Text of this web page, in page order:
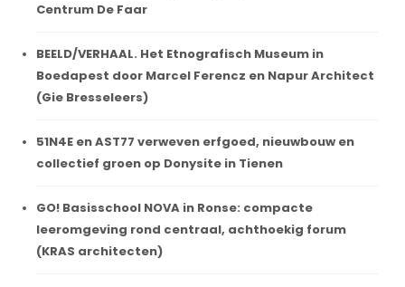
Centrum De Faar
BEELD/VERHAAL. Het Etnografisch Museum in
Boedapest door Marcel Ferencz en Napur Architect
(Gie Bresseleers)
51N4E en AST77 verweven erfgoed, nieuwbouw en
collectief groen op Donysite in Tienen
GO! Basisschool NOVA in Ronse: compacte
leeromgeving rond centraal, achthoekig forum
(KRAS architecten)